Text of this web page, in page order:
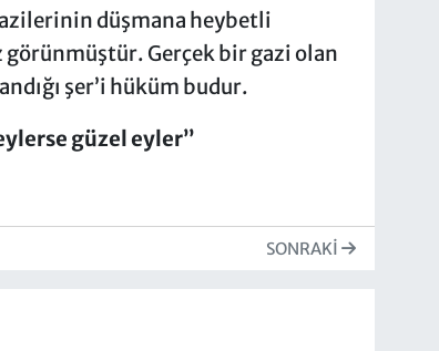
düşmana heybetli
görünmüştür. Gerçek bir gazi olan
şer’i hüküm budur.
güzel eyler”
SONRAKI